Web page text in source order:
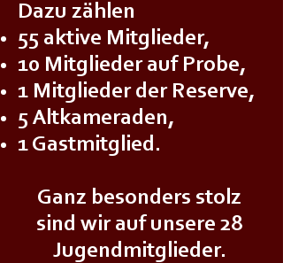
Dazu zählen
55 aktive Mitglieder,
10 Mitglieder auf Probe,
1 Mitglieder der Reserve,
5 Altkameraden,
1 Gastmitglied.
Ganz besonders stolz
sind wir auf unsere 28
Jugendmitglieder.